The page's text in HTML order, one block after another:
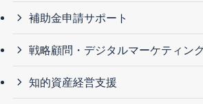
補助金申請サポート
戦略顧問・デジタルマーケティン
知的資産経営支援